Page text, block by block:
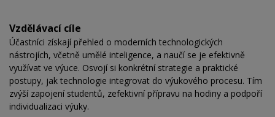
Vzdělávací cíle
Účastníci získají přehled o moderních technologických
nástrojích, včetně umělé inteligence, a naučí se je efektivně
využívat ve výuce. Osvojí si konkrétní strategie a praktické
postupy, jak technologie integrovat do výukového procesu. Tím
zvýší zapojení studentů, zefektivní přípravu na hodiny a podpoří
individualizaci výuky.